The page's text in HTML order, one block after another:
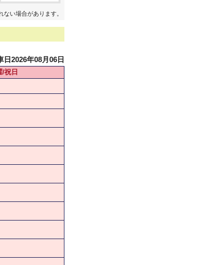
い場合があります。
日2026年08月06日
/祝日